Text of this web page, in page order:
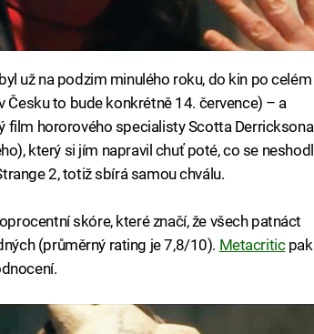
už na podzim minulého roku, do kin po celém
Česku to bude konkrétně 14. července) – a
film hororového specialisty Scotta Derricksona
který si jím napravil chuť poté, co se neshodl
2, totiž sbírá samou chválu.
skóre, které značí, že všech patnáct
(průměrný rating je 7,8/10). Metacriticpak